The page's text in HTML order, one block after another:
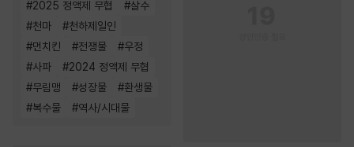
#2025 정액제 무협 #살수
#천마 #천하제일인
#먼치킨 #전쟁물 #우정
#사파 #2024 정액제 무협
#무림맹 #성장물 #환생물
#복수물 #역사/시대물